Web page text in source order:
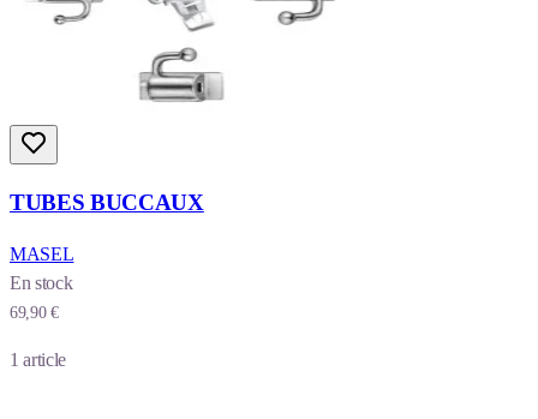
TUBES BUCCAUX
MASEL
En stock
69,90 €
1 article